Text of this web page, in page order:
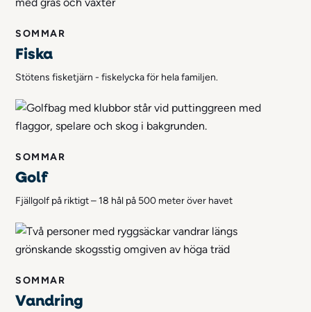
SOMMAR
Fiska
Stötens fisketjärn - fiskelycka för hela familjen.
SOMMAR
Golf
Fjällgolf på riktigt – 18 hål på 500 meter över havet
SOMMAR
Vandring